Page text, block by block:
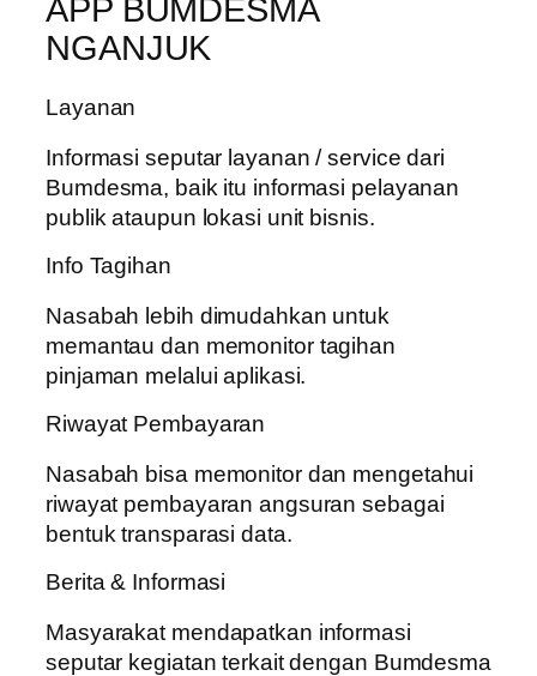
APP BUMDESMA
NGANJUK
Layanan
Informasi seputar layanan / service dari
Bumdesma, baik itu informasi pelayanan
publik ataupun lokasi unit bisnis.
Info Tagihan
Nasabah lebih dimudahkan untuk
memantau dan memonitor tagihan
pinjaman melalui aplikasi.
Riwayat Pembayaran
Nasabah bisa memonitor dan mengetahui
riwayat pembayaran angsuran sebagai
bentuk transparasi data.
Berita & Informasi
Masyarakat mendapatkan informasi
seputar kegiatan terkait dengan Bumdesma